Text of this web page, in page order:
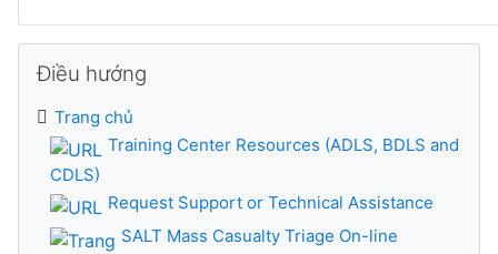
Điều hướng
Trang chủ
Training Center Resources (ADLS, BDLS and
CDLS)
Request Support or Technical Assistance
SALT Mass Casualty Triage On-line